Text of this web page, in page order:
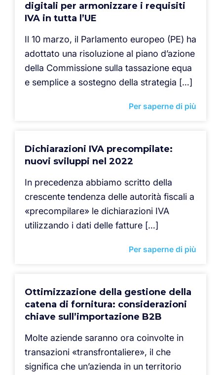
digitali per armonizzare i requisiti
IVA in tutta l’UE
Il 10 marzo, il Parlamento europeo (PE) ha
adottato una risoluzione al piano d’azione
della Commissione sulla tassazione equa
e semplice a sostegno della strategia […]
Per saperne di più
Dichiarazioni IVA precompilate:
nuovi sviluppi nel 2022
In precedenza abbiamo scritto della
crescente tendenza delle autorità fiscali a
«precompilare» le dichiarazioni IVA
utilizzando i dati delle fatture […]
Per saperne di più
Ottimizzazione della gestione della
catena di fornitura: considerazioni
chiave sull’importazione B2B
Molte aziende saranno ora coinvolte in
transazioni «transfrontaliere», il che
significa che un’azienda in un territorio